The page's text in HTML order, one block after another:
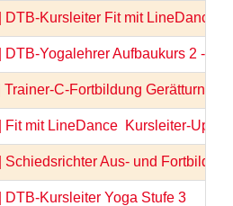
DTB-Kursleiter Fit mit LineDance
DTB-Yogalehrer Aufbaukurs 2 -
Trainer-C-Fortbildung Gerätturnen
Fit mit LineDance  Kursleiter-
Schiedsrichter Aus- und
DTB-Kursleiter Yoga Stufe 3